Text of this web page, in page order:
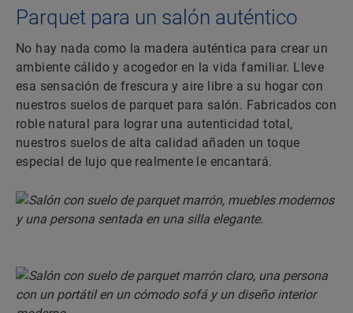
Parquet para un salón auténtico
No hay nada como la madera auténtica para crear un
ambiente cálido y acogedor en la vida familiar. Lleve
esa sensación de frescura y aire libre a su hogar con
nuestros suelos de parquet para salón. Fabricados con
roble natural para lograr una autenticidad total,
nuestros suelos de alta calidad añaden un toque
especial de lujo que realmente le encantará.